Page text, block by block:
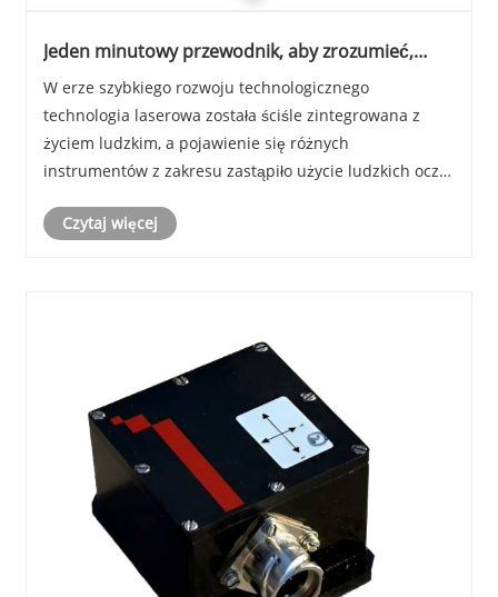
Jeden minutowy przewodnik, aby zrozumieć,
W erze szybkiego rozwoju technologicznego
technologia laserowa została ściśle zintegrowana z
życiem ludzkim, a pojawienie się różnych
instrumentów z zakresu zastąpiło użycie ludzkich oczu
tego, czy jest to pomiar życia codziennego, czy pomiaru
Czytaj więcej